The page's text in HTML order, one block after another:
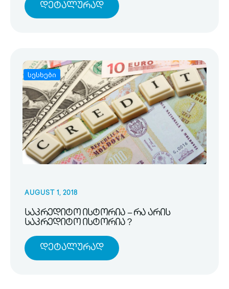
Დეტალურად
სესხები
AUGUST 1, 2018
საკრედიტო ისტორია – რა არის
საკრედიტო ისტორია ?
Დეტალურად